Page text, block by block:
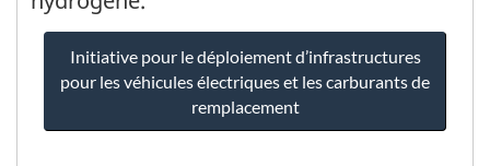
Initiative pour le déploiement d’infrastructures
pour les véhicules électriques et les carburants de
remplacement